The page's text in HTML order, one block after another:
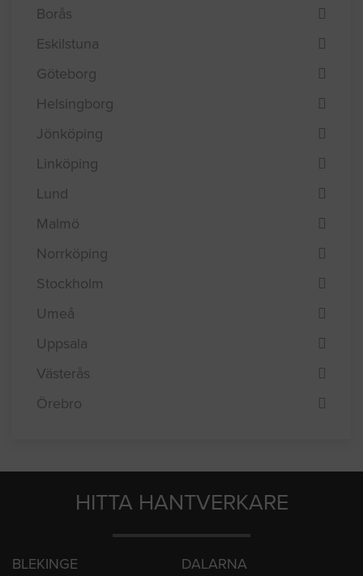
Borås
Eskilstuna
Göteborg
Helsingborg
Jönköping
Linköping
Lund
Malmö
Norrköping
Stockholm
Umeå
Uppsala
Västerås
Örebro
HITTA HANTVERKARE
BLEKINGE DALARNA